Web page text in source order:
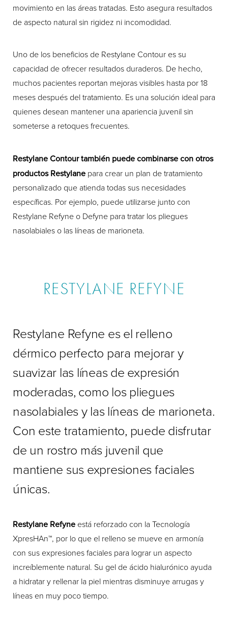
movimiento en las áreas tratadas. Esto asegura resultados
de aspecto natural sin rigidez ni incomodidad.
Uno de los beneficios de Restylane Contour es su
capacidad de ofrecer resultados duraderos. De hecho,
muchos pacientes reportan mejoras visibles hasta por 18
meses después del tratamiento. Es una solución ideal para
quienes desean mantener una apariencia juvenil sin
someterse a retoques frecuentes.
Restylane Contour también puede combinarse con otros
productos Restylane para crear un plan de tratamiento
personalizado que atienda todas sus necesidades
específicas. Por ejemplo, puede utilizarse junto con
Restylane Refyne o Defyne para tratar los pliegues
nasolabiales o las líneas de marioneta.
RESTYLANE REFYNE
Restylane Refyne es el relleno
dérmico perfecto para mejorar y
suavizar las líneas de expresión
moderadas, como los pliegues
nasolabiales y las líneas de marioneta.
Con este tratamiento, puede disfrutar
de un rostro más juvenil que
mantiene sus expresiones faciales
únicas.
Restylane Refyneestá reforzado con la Tecnología
XpresHAn™, por lo que el relleno se mueve en armonía
con sus expresiones faciales para lograr un aspecto
increíblemente natural. Su gel de ácido hialurónico ayuda
a hidratar y rellenar la piel mientras disminuye arrugas y
líneas en muy poco tiempo.